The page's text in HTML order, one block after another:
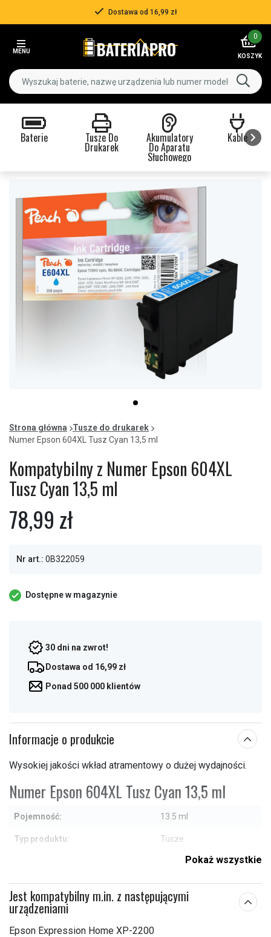
Dostawa od 16,99 zł
MENU
0
KOSZYK
Baterie Tusze Do
Drukarek
Akumulatory
Do Aparatu
Słuchowego
Kable
item
0
of
1
Strona główna
Tusze do drukarek
Numer Epson 604XL Tusz Cyan 13,5 ml
Kompatybilny z Numer Epson 604XL
Tusz Cyan 13,5 ml
78,99 zł
Nr art.: 0B322059
Dostępne w magazynie
30 dni na zwrot!
Dostawa od 16,99 zł
Ponad 500 000 klientów
Informacje o produkcie
Wysokiej jakości wkład atramentowy o dużej wydajności.
Numer Epson 604XL Tusz Cyan 13,5 ml
Pojemność: 13.5 ml
Typ produktu: Tusze
Brzoskwinia
Kolor: Cyjan
Sprawdź, co oznaczają poszczególne parametry
Pokaż wszystkie
Jest kompatybilny m.in. z następującymi
urządzeniami
Epson Expression Home XP-2200